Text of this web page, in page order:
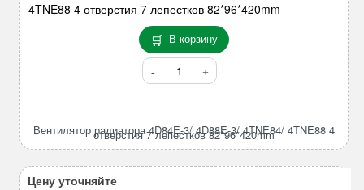
В корзину
Количество
товара
4D84E-
3/
4D88E-
Вентилятор радиатора 4D84E-3/ 4D88E-3/ 4TNE84/ 4TNE88 4
отверстия 7 лепестков 82*96*420mm
Цену уточняйте